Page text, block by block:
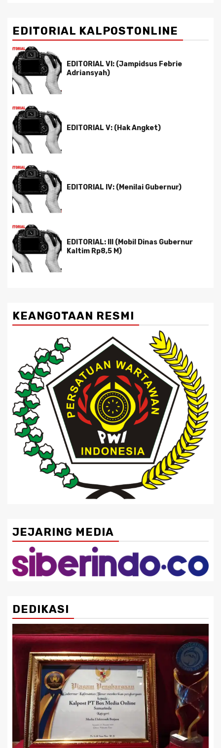
EDITORIAL KALPOSTONLINE
EDITORIAL VI: (Jampidsus Febrie
Adriansyah)
EDITORIAL V: (Hak Angket)
EDITORIAL IV: (Menilai Gubernur)
EDITORIAL: III (Mobil Dinas Gubernur
Kaltim Rp8,5 M)
KEANGOTAAN RESMI
JEJARING MEDIA
DEDIKASI